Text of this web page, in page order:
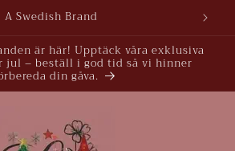
A Swedish Brand
är här! Upptäck våra exklusiva
jul – beställ i god tid så vi hinner
din gåva.